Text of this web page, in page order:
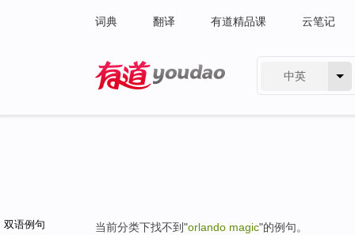
词典 翻译 有道精品课 云笔记
中英
双语例句 当前分类下找不到"orlando magic"的例句。